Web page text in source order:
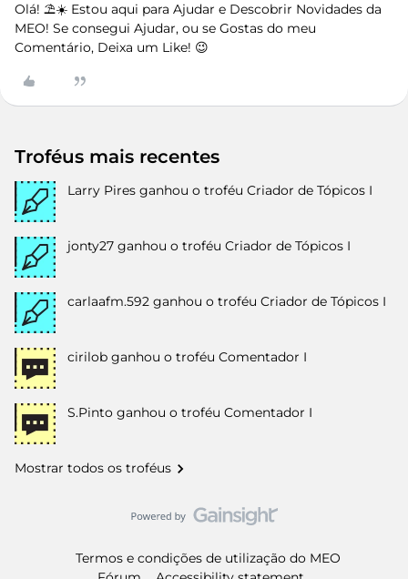
Olá! ⛱️☀️ Estou aqui para Ajudar e Descobrir Novidades da
MEO! Se consegui Ajudar, ou se Gostas do meu
Comentário, Deixa um Like! 😉
Troféus mais recentes
Larry Pires ganhou o troféu Criador de Tópicos I
jonty27 ganhou o troféu Criador de Tópicos I
carlaafm.592 ganhou o troféu Criador de Tópicos I
cirilob ganhou o troféu Comentador I
S.Pinto ganhou o troféu Comentador I
Mostrar todos os troféus
Termos e condições de utilização do MEO